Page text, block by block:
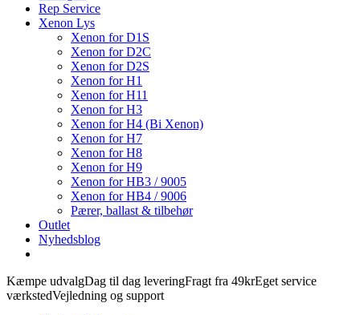
Rep Service
Xenon Lys
Xenon for D1S
Xenon for D2C
Xenon for D2S
Xenon for H1
Xenon for H11
Xenon for H3
Xenon for H4 (Bi Xenon)
Xenon for H7
Xenon for H8
Xenon for H9
Xenon for HB3 / 9005
Xenon for HB4 / 9006
Pærer, ballast & tilbehør
Outlet
Nyhedsblog
Kæmpe udvalgDag til dag leveringFragt fra 49krEget service
værkstedVejledning og support